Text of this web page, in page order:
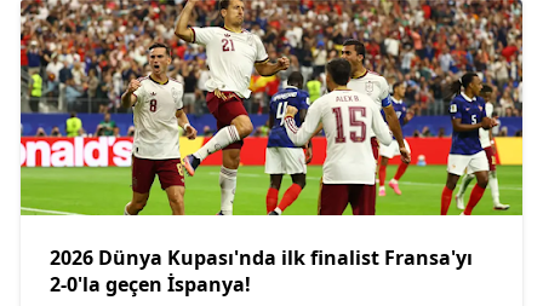
2026 Dünya Kupası'nda ilk finalist Fransa'yı
2-0'la geçen İspanya!